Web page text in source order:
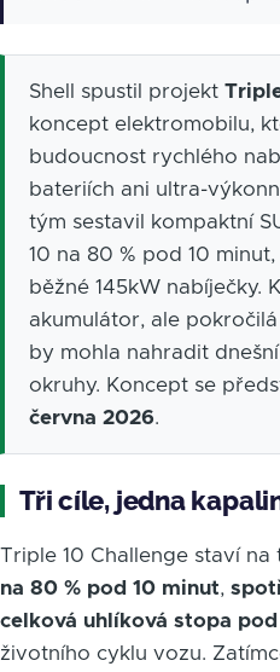
Shell spustil projekt
koncept elektromobilu,
budoucnost rychlého
bateriích ani ultra-
tým sestavil kompaktní
10 na 80 % pod 10
běžné 145kW nabíječky.
akumulátor, ale
by mohla nahradit
okruhy. Koncept se
června 2026.
Tři cíle, jedna
Triple 10 Challenge staví na
na 80 % pod 10 minut,
celková uhlíková stopa pod
životního cyklu vozu.